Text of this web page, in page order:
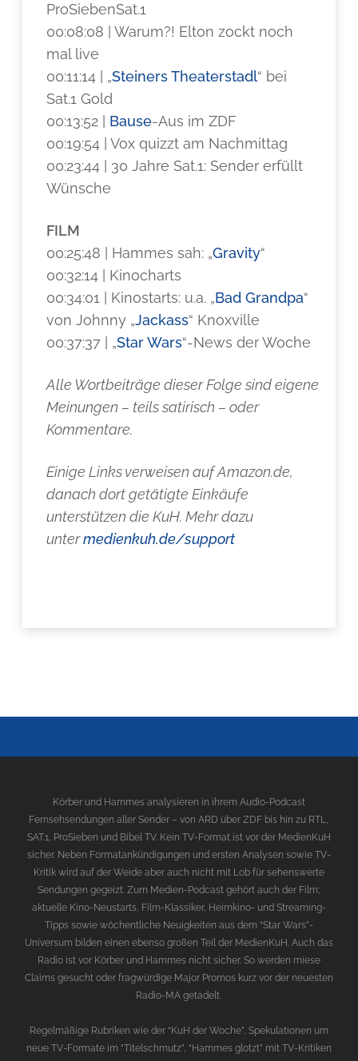
ProSiebenSat.1
00:08:08 | Warum?! Elton zockt noch
mal live
00:11:14 | „Steiners Theaterstadl“ bei
Sat.1 Gold
00:13:52 | Bause-Aus im ZDF
00:19:54 | Vox quizzt am Nachmittag
00:23:44 | 30 Jahre Sat.1: Sender erfüllt
Wünsche
FILM
00:25:48 | Hammes sah: „Gravity“
00:32:14 | Kinocharts
00:34:01 | Kinostarts: u.a. „Bad Grandpa“
von Johnny „Jackass“ Knoxville
00:37:37 | „Star Wars“-News der Woche
Alle Wortbeiträge dieser Folge sind eigene
Meinungen – teils satirisch – oder
Kommentare.
Einige Links verweisen auf Amazon.de,
danach dort getätigte Einkäufe
unterstützen die KuH. Mehr dazu
untermedienkuh.de/support
Körber und Hammes analysieren in ihrem Audio-Podcast
Fernsehsendungen aller Sender – von ARD über ZDF bis hin zu RTL,
SAT.1, ProSieben und Bibel TV. Kein TV-Format ist vor der MedienKuH
sicher. Neben Formatankündigungen und ersten Analysen sowie TV-
Kritik wird auf der Weide aber auch nicht mit Lob für sehenswerte
Sendungen gegeizt. Zum Medien-Podcast gehört auch der Film;
aktuelle Kino-Neustarts, Film-Klassiker, Heimkino- und Streaming-
Tipps sowie wöchentliche Neuigkeiten aus dem “Star Wars”-
Universum bilden einen ebenso großen Teil der MedienKuH. Auch das
Radio ist vor Körber und Hammes nicht sicher. So werden miese
Claims gesucht oder fragwürdige Major Promos kurz vor der neuesten
Radio-MA getadelt.
Regelmäßige Rubriken wie der “KuH der Woche”, Spekulationen um
neue TV-Formate im “Titelschmutz”, “Hammes glotzt” mit TV-Kritiken